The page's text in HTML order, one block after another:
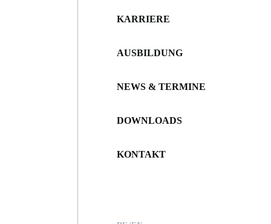
KARRIERE
AUSBILDUNG
NEWS & TERMINE
DOWNLOADS
KONTAKT